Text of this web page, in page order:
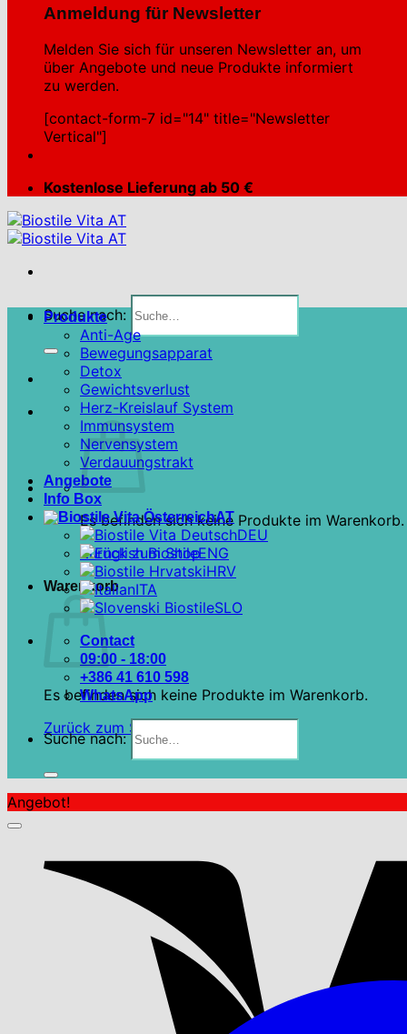
Anmeldung für Newsletter
Melden Sie sich für unseren Newsletter an, um
über Angebote und neue Produkte informiert
zu werden.
[contact-form-7 id="14" title="Newsletter
Vertical"]
Kostenlose Lieferung ab 50 €
Suche nach:
Es befinden sich keine Produkte im Warenkorb.
Zurück zum Shop
Warenkorb
Es befinden sich keine Produkte im Warenkorb.
Zurück zum Shop
Produkte
Anti-Age
Bewegungsapparat
Detox
Gewichtsverlust
Herz-Kreislauf System
Immunsystem
Nervensystem
Verdauungstrakt
Angebote
Info Box
AT
DEU
ENG
HRV
ITA
SLO
Contact
09:00 - 18:00
+386 41 610 598
WhatsApp
Suche nach:
Angebot!